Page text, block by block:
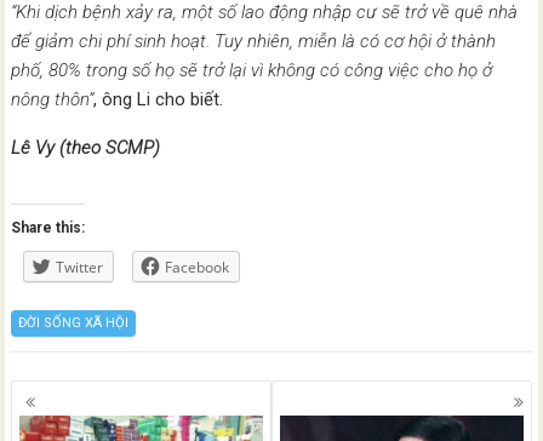
“Khi dịch bệnh xảy ra, một số lao động nhập cư sẽ trở về quê nhà
để giảm chi phí sinh hoạt. Tuy nhiên, miễn là có cơ hội ở thành
phố, 80% trong số họ sẽ trở lại vì không có công việc cho họ ở
nông thôn”, ông Li cho biết.
Lê Vy (theo SCMP)
Share this:
Twitter Facebook
ĐỜI SỐNG XÃ HỘI
Posts
navigation